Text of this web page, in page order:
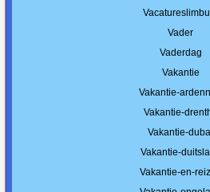
Vader
Vaderdag
Vakantie
Vakantie-
Vakantie-
Vakantie-
Vakantie-
Vakantie-en-